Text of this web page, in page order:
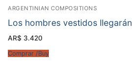
ARGENTINIAN COMPOSITIONS
Los hombres vestidos llegarán
AR$ 3.420
Comprar /Buy